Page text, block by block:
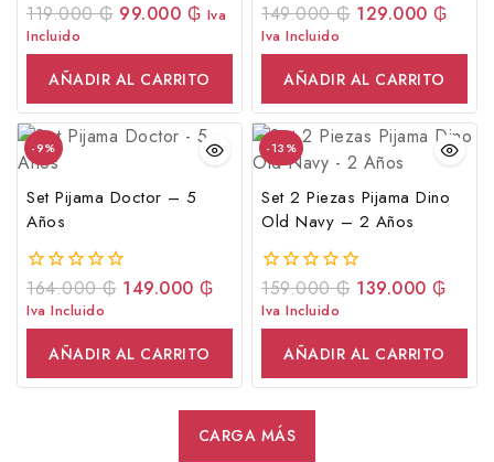
0
fuera
de
119.000₲ 99.000 ₲ Iva
Incluido
AÑADIR AL CARRITO
0
fuera
de
149.000₲ 129.000 ₲
Iva Incluido
AÑADIR AL CARRITO
-9%
Set Pijama Doctor – 5
Años
0
fuera
de
164.000₲ 149.000 ₲
Iva Incluido
AÑADIR AL CARRITO
-13%
Set 2 Piezas Pijama Dino
Old Navy – 2 Años
0
fuera
de
159.000₲ 139.000 ₲
Iva Incluido
AÑADIR AL CARRITO
CARGA MÁS